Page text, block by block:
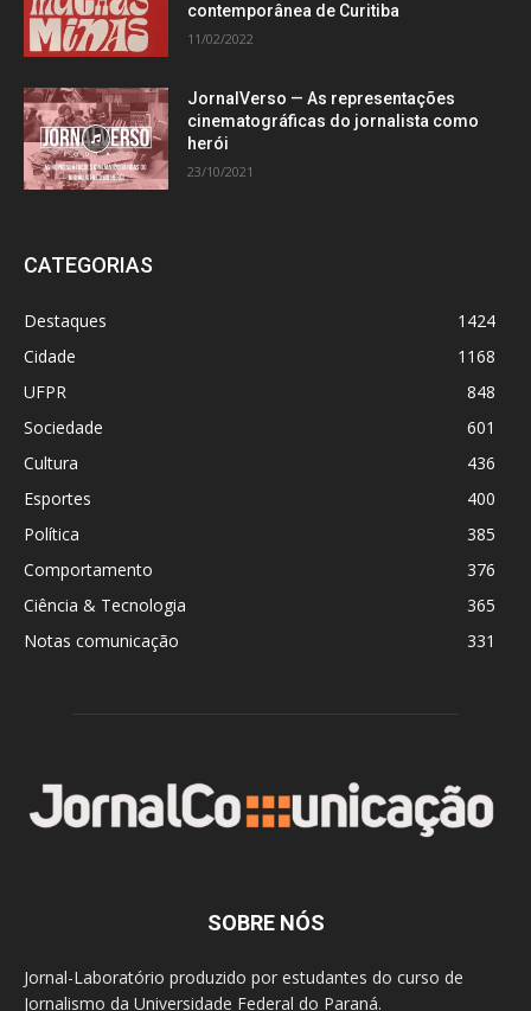
contemporânea de Curitiba
11/02/2022
JornalVerso — As representações
cinematográficas do jornalista como
herói
23/10/2021
CATEGORIAS
Destaques
1424
Cidade
1168
UFPR
848
Sociedade
601
Cultura
436
Esportes
400
Política
385
Comportamento
376
Ciência & Tecnologia
365
Notas comunicação
331
SOBRE NÓS
Jornal-Laboratório produzido por estudantes do curso de
Jornalismo da Universidade Federal do Paraná.